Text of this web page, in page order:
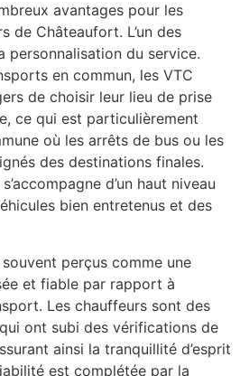
avantages pour les
de Châteaufort. L’un des
personnalisation du service.
en commun, les VTC
de choisir leur lieu de prise
ce qui est particulièrement
où les arrêts de bus ou les
des destinations finales.
d’un haut niveau
bien entretenus et des
perçus comme une
et fiable par rapport à
Les chauffeurs sont des
ont subi des vérifications de
ainsi la tranquillité d’esprit
est complétée par la